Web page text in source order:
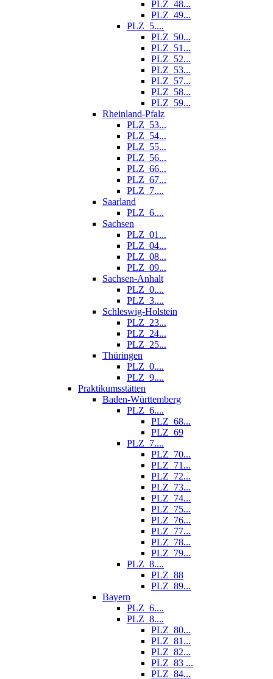
PLZ_48...
PLZ_49...
PLZ_5....
PLZ_50...
PLZ_51...
PLZ_52...
PLZ_53...
PLZ_57...
PLZ_58...
PLZ_59...
Rheinland-Pfalz
PLZ_53...
PLZ_54...
PLZ_55...
PLZ_56...
PLZ_66...
PLZ_67...
PLZ_7....
Saarland
PLZ_6....
Sachsen
PLZ_01...
PLZ_04...
PLZ_08...
PLZ_09...
Sachsen-Anhalt
PLZ_0....
PLZ_3....
Schleswig-Holstein
PLZ_23...
PLZ_24...
PLZ_25...
Thüringen
PLZ_0....
PLZ_9....
Praktikumsstätten
Baden-Württemberg
PLZ_6....
PLZ_68...
PLZ_69
PLZ_7....
PLZ_70...
PLZ_71...
PLZ_72...
PLZ_73...
PLZ_74...
PLZ_75...
PLZ_76...
PLZ_77...
PLZ_78...
PLZ_79...
PLZ_8....
PLZ_88
PLZ_89...
Bayern
PLZ_6....
PLZ_8....
PLZ_80...
PLZ_81...
PLZ_82...
PLZ_83 ...
PLZ_84...